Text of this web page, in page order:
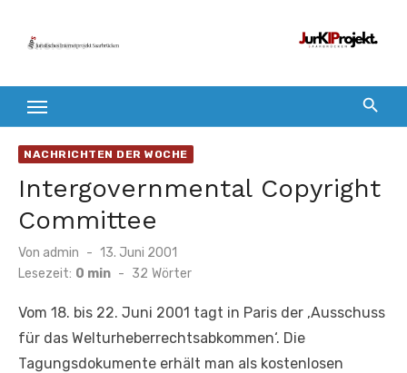
Inhalt
NACHRICHTEN DER WOCHE
Intergovernmental Copyright
Committee
Von admin
Veröffentlicht
am
13. Juni 2001
Lesezeit: 0 min - 32 Wörter
Vom 18. bis 22. Juni 2001 tagt in Paris der ‚Ausschuss
für das Welturheberrechtsabkommen‘. Die
Tagungsdokumente erhält man als kostenlosen